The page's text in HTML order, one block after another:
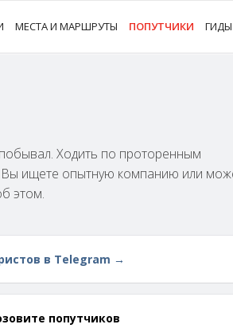
МЕСТА И МАРШРУТЫ ПОПУТЧИКИ
Ходить по проторенным
ищете опытную компанию или
этом.
в Telegram →
попутчиков